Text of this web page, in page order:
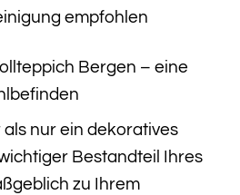
empfohlen
Bergen – eine
als nur ein dekoratives
Bestandteil Ihres
zu Ihrem